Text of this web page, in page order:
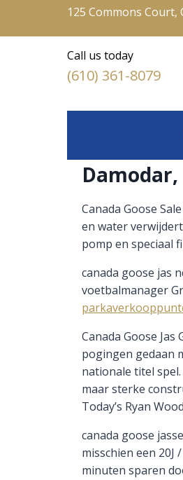
125 Commons Court,
Call us today
(610) 361-8079
Canada Goose
en water
pomp en speciaal
canada goose jas
voetbalmanager
Canada Goose
pogingen gedaan
nationale titel
maar sterke
Today’s Ryan
canada goose
misschien een 20J
minuten sparen